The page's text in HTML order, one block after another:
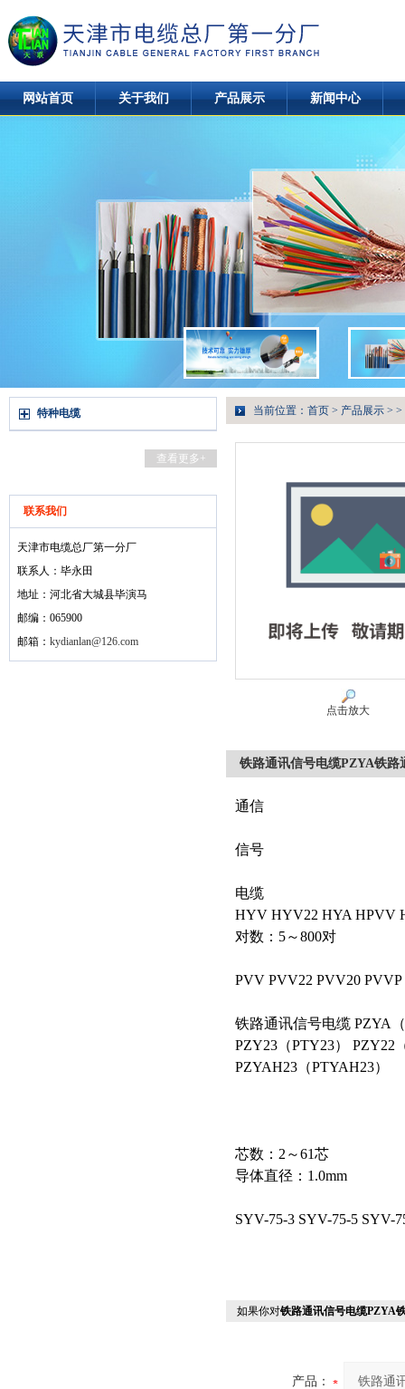
网站首页 关于我们 产品展示 新闻中心
特种电缆
查看更多+
联系我们
天津市电缆总厂第一分厂
联系人：毕永田
地址：河北省大城县毕演马
邮编：065900
邮箱： kydianlan@126.com
当前位置： 首页 > 产品展示 > >
点击放大
铁路通讯信号电缆PZYA铁路
通信
信号
电缆
HYV HYV22 HYA HPVV
对数：5～800对
PVV PVV22 PVV20
铁路通讯信号电缆 PZYA
PZY23（PTY23） PZY22
PZYAH23（PTYAH23）
芯数：2～61芯
导体直径：1.0mm
SYV-75-3 SYV-75-5 SYV-
如果你对铁路通讯信号电缆PZYA
产品：